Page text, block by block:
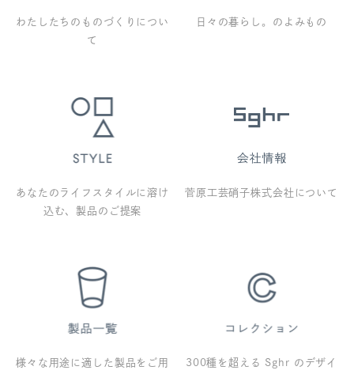
わたしたちのものづくりについ
て
日々の暮らし。のよみもの
あなたのライフスタイルに溶け
込む、製品のご提案
菅原工芸硝子株式会社について
様々な用途に適した製品をご用
300種を超える Sghr のデザイ